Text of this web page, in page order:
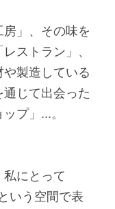
」、その味を
ストラン」、
製造している
じて出会った
プ」...。
にとって
いう空間で表